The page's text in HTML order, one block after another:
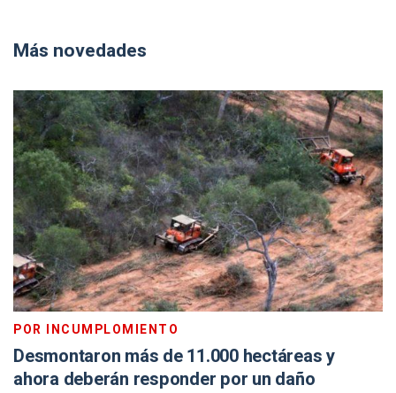
Más novedades
POR INCUMPLOMIENTO
Desmontaron más de 11.000 hectáreas y
ahora deberán responder por un daño